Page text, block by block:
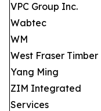
VPC Group Inc.
Wabtec
WM
West Fraser Timber
Yang Ming
ZIM Integrated
Services